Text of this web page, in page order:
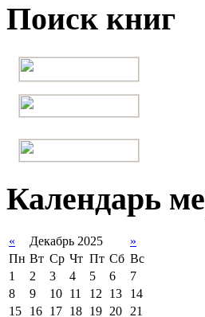
Поиск книг
Календарь
« Декабрь 2025
»
Пн Вт Ср Чт Пт Сб Вс
1
2 3 4 5 6
7
8
9 10 11 12 13
14
15
16 17 18 19 20 21